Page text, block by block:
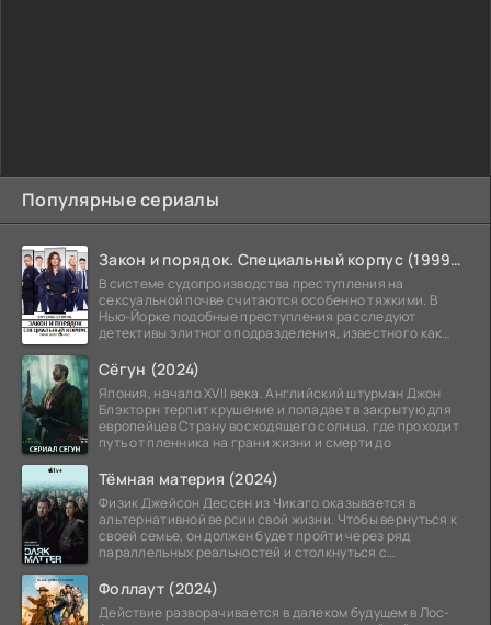
Популярные сериалы
Закон и порядок. Специальный корпус (1999-2026)
В системе судопроизводства преступления на
сексуальной почве считаются особенно тяжкими. В
Нью-Йорке подобные преступления расследуют
детективы элитного подразделения, известного как
Сёгун (2024)
Япония, начало XVII века. Английский штурман Джон
Блэкторн терпит крушение и попадает в закрытую для
европейцев Страну восходящего солнца, где проходит
путь от пленника на грани жизни и смерти до
Тёмная материя (2024)
Физик Джейсон Дессен из Чикаго оказывается в
альтернативной версии свой жизни. Чтобы вернуться к
своей семье, он должен будет пройти через ряд
параллельных реальностей и столкнуться с
Фоллаут (2024)
Действие разворачивается в далеком будущем в Лос-